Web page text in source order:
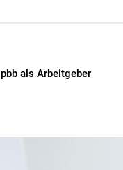
pbb als Arbeitgeber